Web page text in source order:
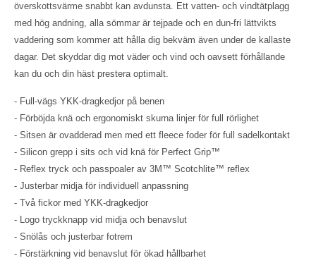
överskottsvärme snabbt kan avdunsta. Ett vatten- och vindtätplagg
med hög andning, alla sömmar är tejpade och en dun-fri lättvikts
vaddering som kommer att hålla dig bekväm även under de kallaste
dagar. Det skyddar dig mot väder och vind och oavsett förhållande
kan du och din häst prestera optimalt.
- Full-vägs YKK-dragkedjor på benen
- Förböjda knä och ergonomiskt skurna linjer för full rörlighet
- Sitsen är ovadderad men med ett fleece foder för full sadelkontakt
- Silicon grepp i sits och vid knä för Perfect Grip™
- Reflex tryck och passpoaler av 3M™ Scotchlite™ reflex
- Justerbar midja för individuell anpassning
- Två fickor med YKK-dragkedjor
- Logo tryckknapp vid midja och benavslut
- Snölås och justerbar fotrem
- Förstärkning vid benavslut för ökad hållbarhet